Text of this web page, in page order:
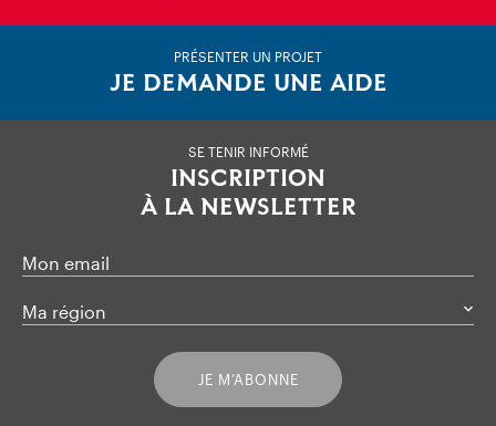
PRÉSENTER UN PROJET
JE DEMANDE UNE AIDE
SE TENIR INFORMÉ
INSCRIPTION
À LA NEWSLETTER
Mon email
Ma région
JE M’ABONNE